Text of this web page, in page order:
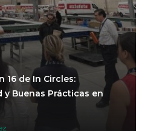
16 de In Circles:
Buenas Prácticas en